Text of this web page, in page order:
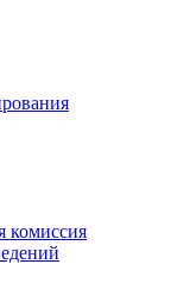
комиссия